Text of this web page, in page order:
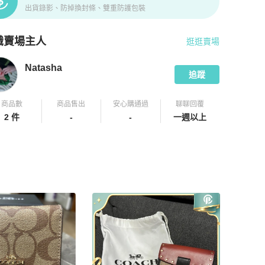
出貨錄影、防掉換封條、雙重防護包裝
賣場主人
拍拍圈嚴選賣家
逛逛賣場
Natasha
追蹤
商品數
2 件
商品售出
-
安心購通過
-
聊聊回覆
一週以上